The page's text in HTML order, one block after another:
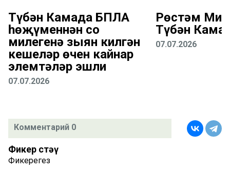
Түбән Камада БПЛА
һөҗүменнән соң
милегенә зыян килгән
кешеләр өчен кайнар
элемтәләр эшли
07.07.2026
Рөстәм
Түбән
07.07.2026
Комментарий 0
Фикер өстәү
Фикерегез